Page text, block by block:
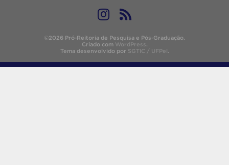
©2026 Pró-Reitoria de Pesquisa e Pós-Graduação.
Criado com WordPress.
Tema desenvolvido por SGTIC / UFPel.